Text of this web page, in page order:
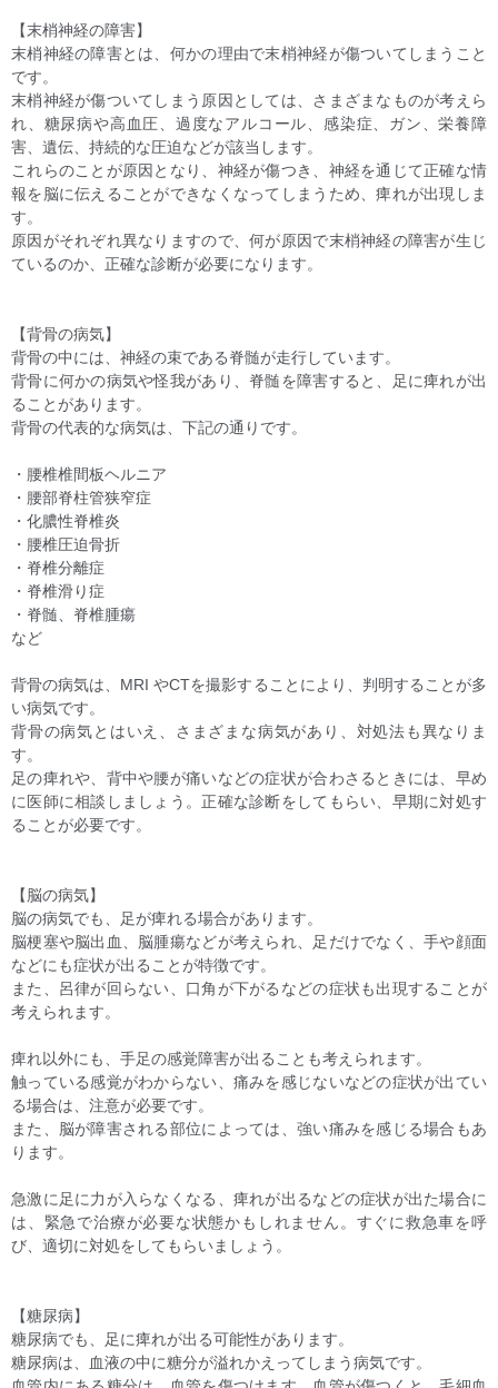
【末梢神経の障害】
末梢神経の障害とは、何かの理由で末梢神経が傷ついてしまうこと
です。
末梢神経が傷ついてしまう原因としては、さまざまなものが考えら
れ、糖尿病や高血圧、過度なアルコール、感染症、ガン、栄養障
害、遺伝、持続的な圧迫などが該当します。
これらのことが原因となり、神経が傷つき、神経を通じて正確な情
報を脳に伝えることができなくなってしまうため、痺れが出現しま
す。
原因がそれぞれ異なりますので、何が原因で末梢神経の障害が生じ
ているのか、正確な診断が必要になります。
【背骨の病気】
背骨の中には、神経の束である脊髄が走行しています。
背骨に何かの病気や怪我があり、脊髄を障害すると、足に痺れが出
ることがあります。
背骨の代表的な病気は、下記の通りです。
・腰椎椎間板ヘルニア
・腰部脊柱管狭窄症
・化膿性脊椎炎
・腰椎圧迫骨折
・脊椎分離症
・脊椎滑り症
・脊髄、脊椎腫瘍
など
背骨の病気は、MRI やCTを撮影することにより、判明することが多
い病気です。
背骨の病気とはいえ、さまざまな病気があり、対処法も異なりま
す。
足の痺れや、背中や腰が痛いなどの症状が合わさるときには、早め
に医師に相談しましょう。正確な診断をしてもらい、早期に対処す
ることが必要です。
【脳の病気】
脳の病気でも、足が痺れる場合があります。
脳梗塞や脳出血、脳腫瘍などが考えられ、足だけでなく、手や顔面
などにも症状が出ることが特徴です。
また、呂律が回らない、口角が下がるなどの症状も出現することが
考えられます。
痺れ以外にも、手足の感覚障害が出ることも考えられます。
触っている感覚がわからない、痛みを感じないなどの症状が出てい
る場合は、注意が必要です。
また、脳が障害される部位によっては、強い痛みを感じる場合もあ
ります。
急激に足に力が入らなくなる、痺れが出るなどの症状が出た場合に
は、緊急で治療が必要な状態かもしれません。すぐに救急車を呼
び、適切に対処をしてもらいましょう。
【糖尿病】
糖尿病でも、足に痺れが出る可能性があります。
糖尿病は、血液の中に糖分が溢れかえってしまう病気です。